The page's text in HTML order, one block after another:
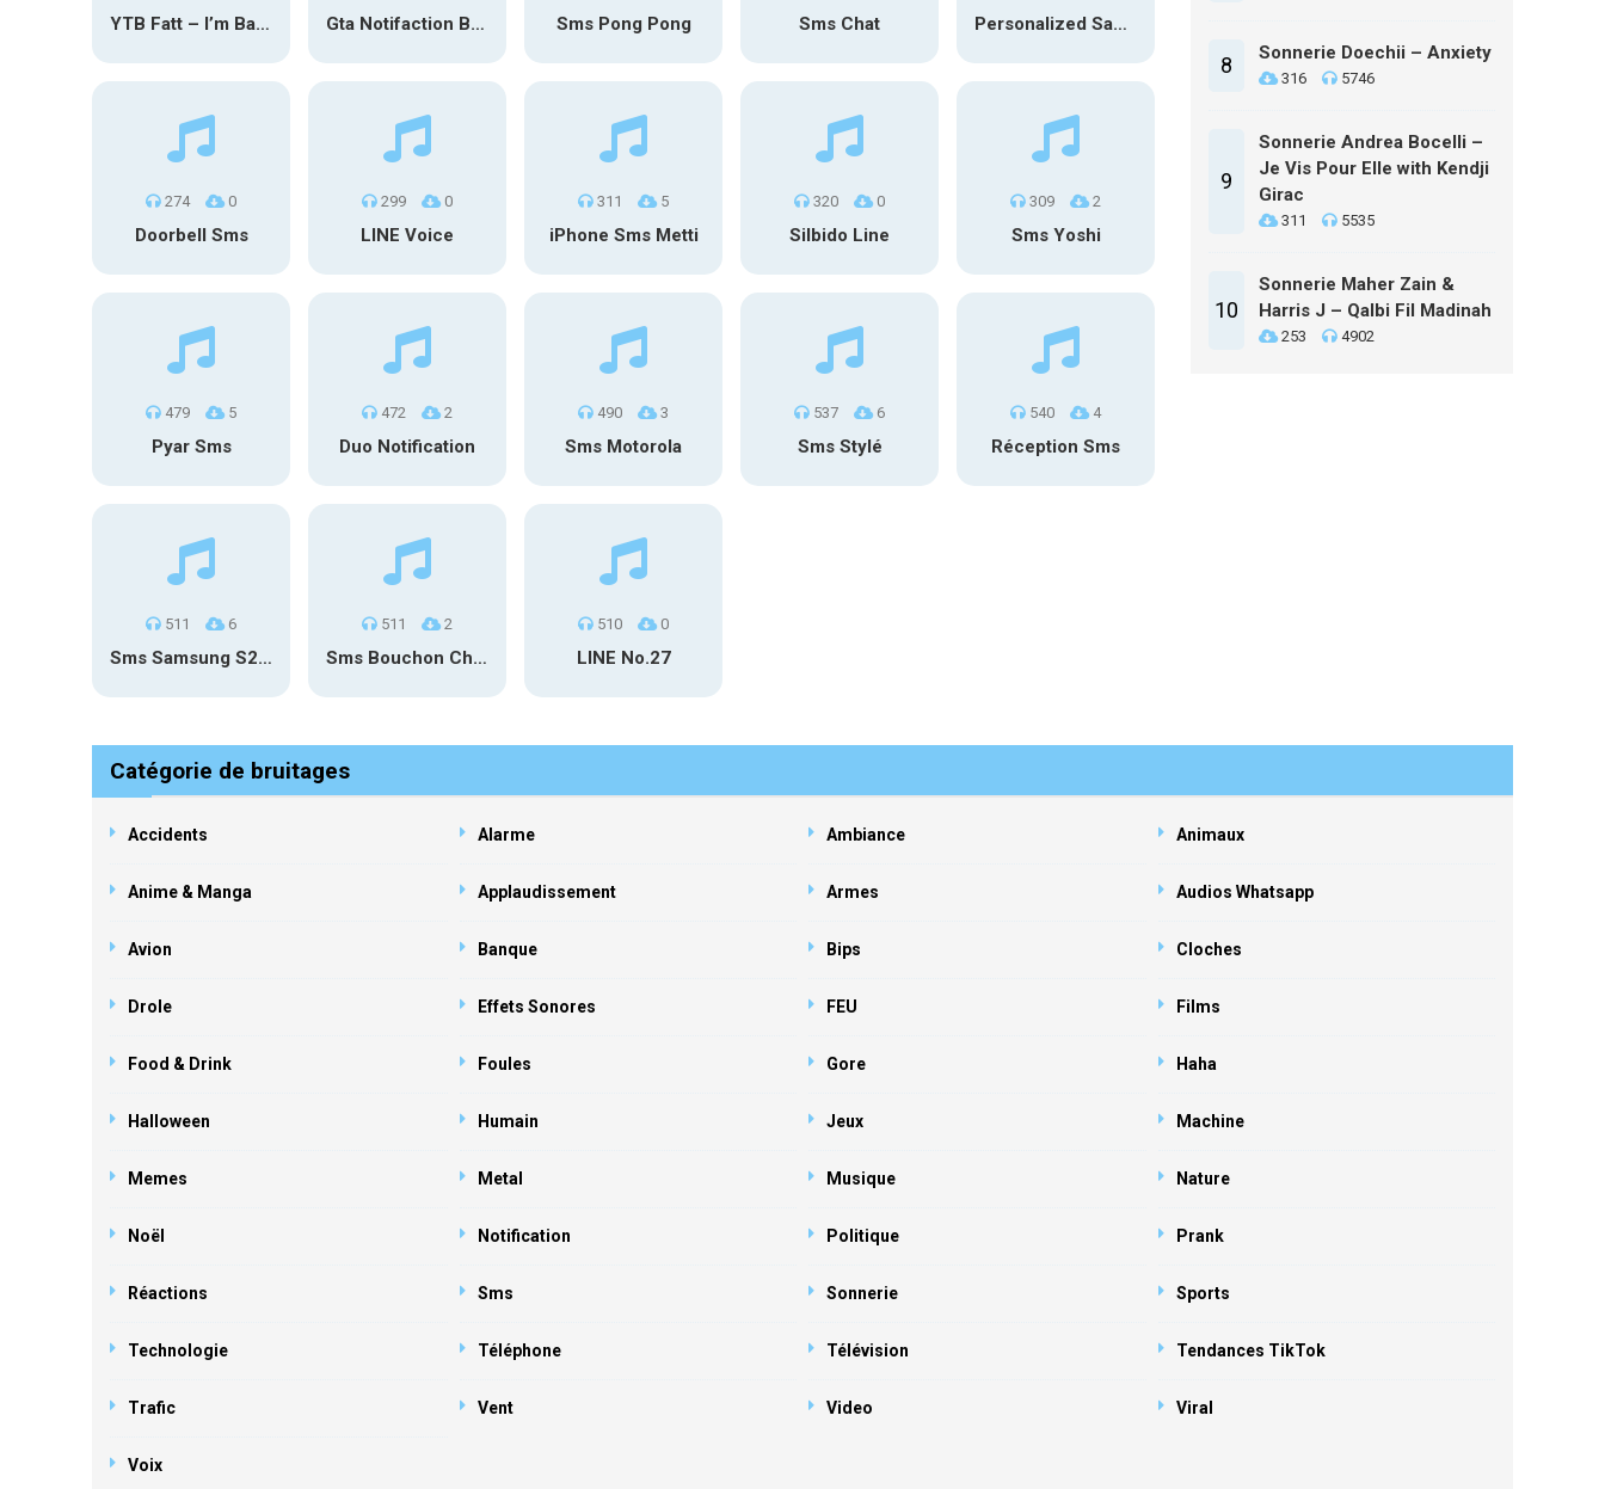
YTB Fatt – I’m Back Gta Notifaction Bell Sms Pong Pong Sms Chat Personalized Samsung SMS
274 0
Doorbell Sms
299 0
LINE Voice
311 5
iPhone Sms Metti
320 0
Silbido Line
309 2
Sms Yoshi
479 5
Pyar Sms
472 2
Duo Notification
490 3
Sms Motorola
537 6
Sms Stylé
540 4
Réception Sms
511 6
Sms Samsung S20 Fe
511 2
Sms Bouchon Champagne
510 0
LINE No.27
8 Sonnerie Doechii – Anxiety
316 5746
9
Sonnerie Andrea Bocelli –
Je Vis Pour Elle with Kendji
Girac
311 5535
10
Sonnerie Maher Zain &
Harris J – Qalbi Fil Madinah
253 4902
Catégorie de bruitages
Accidents Alarme Ambiance Animaux
Anime & Manga Applaudissement Armes Audios Whatsapp
Avion Banque Bips Cloches
Drole Effets Sonores FEU Films
Food & Drink Foules Gore Haha
Halloween Humain Jeux Machine
Memes Metal Musique Nature
Noël Notification Politique Prank
Réactions Sms Sonnerie Sports
Technologie Téléphone Télévision Tendances TikTok
Trafic Vent Video Viral
Voix